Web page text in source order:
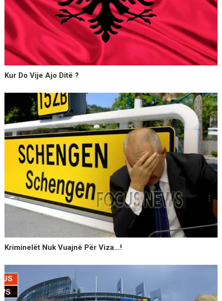
Kur Do Vije Ajo Ditë ?
Kriminelët Nuk Vuajnë Për Viza…!